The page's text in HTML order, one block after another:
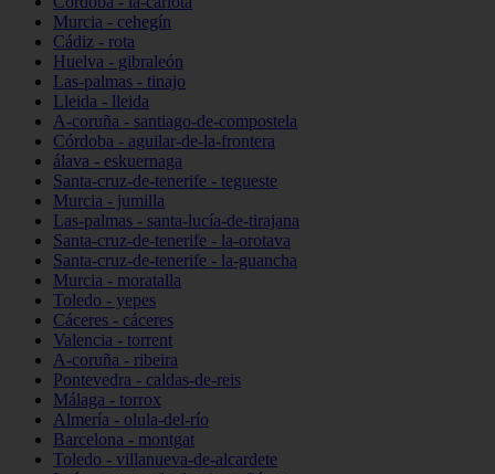
Murcia - cehegín
Cádiz - rota
Huelva - gibraleón
Las-palmas - tinajo
Lleida - lleida
A-coruña - santiago-de-compostela
Córdoba - aguilar-de-la-frontera
álava - eskuernaga
Santa-cruz-de-tenerife - tegueste
Murcia - jumilla
Las-palmas - santa-lucía-de-tirajana
Santa-cruz-de-tenerife - la-orotava
Santa-cruz-de-tenerife - la-guancha
Murcia - moratalla
Toledo - yepes
Cáceres - cáceres
Valencia - torrent
A-coruña - ribeira
Pontevedra - caldas-de-reis
Málaga - torrox
Almería - olula-del-río
Barcelona - montgat
Toledo - villanueva-de-alcardete